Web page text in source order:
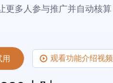
更多人参与推广并自动核算
用 观看功能介绍视频